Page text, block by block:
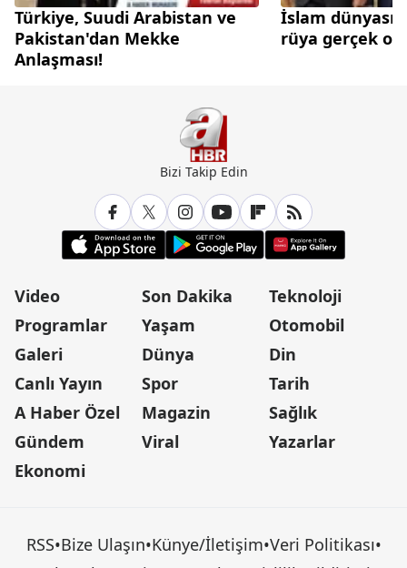
Türkiye, Suudi Arabistan ve
Pakistan'dan Mekke
Anlaşması!
İslam
rüya gerçek
Bizi Takip Edin
Video
Programlar
Galeri
Canlı Yayın
A Haber Özel
Gündem
Ekonomi
Son Dakika
Yaşam
Dünya
Spor
Magazin
Viral
Teknoloji
Otomobil
Din
Tarih
Sağlık
Yazarlar
RSS•Bize Ulaşın•Künye/İletişim•Veri Politikası•